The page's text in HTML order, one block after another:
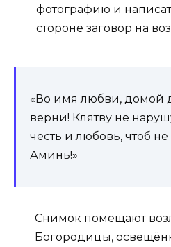
фотографию и
стороне заговор на
«Во имя любви, домой
верни! Клятву не
честь и любовь, чтоб
Аминь!»
Снимок помещают
Богородицы,